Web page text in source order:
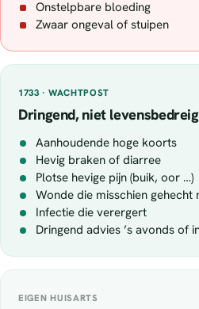
Onstelpbare bloeding
Zwaar ongeval of stuipen
1733 · WACHTPOST
Dringend, niet
Aanhoudende hoge koorts
Hevig braken of diarree
Plotse hevige pijn (buik, oor …)
Wonde die misschien
Infectie die verergert
Dringend advies ’s avonds of
EIGEN HUISARTS